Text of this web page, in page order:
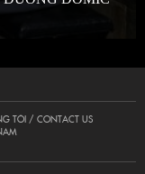
TÔI / CONTACT US